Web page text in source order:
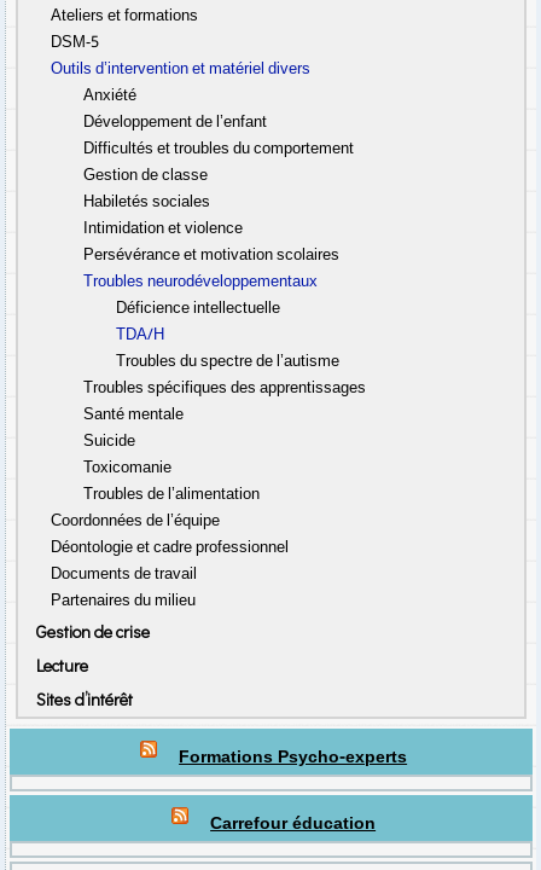
Ateliers et formations
DSM-5
Outils d’intervention et matériel divers
Anxiété
Développement de l’enfant
Difficultés et troubles du comportement
Gestion de classe
Habiletés sociales
Intimidation et violence
Persévérance et motivation scolaires
Troubles neurodéveloppementaux
Déficience intellectuelle
TDA/H
Troubles du spectre de l’autisme
Troubles spécifiques des apprentissages
Santé mentale
Suicide
Toxicomanie
Troubles de l’alimentation
Coordonnées de l’équipe
Déontologie et cadre professionnel
Documents de travail
Partenaires du milieu
Gestion de crise
Lecture
Sites d’intérêt
Formations Psycho-experts
Carrefour éducation